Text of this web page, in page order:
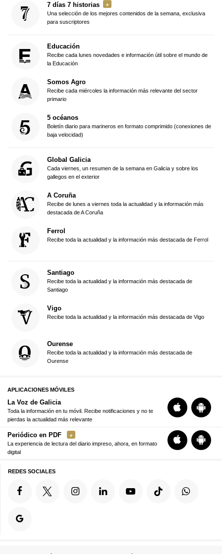
7 días 7 historias
Una selección de los mejores contenidos de la semana, exclusiva
para suscriptores
Educación
Recibe cada lunes novedades e información útil sobre el mundo de
la Educación
Somos Agro
Recibe cada miércoles la información más relevante del sector
primario
5 océanos
Boletín diario para marineros en formato comprimido (conexiones de
baja velocidad)
Global Galicia
Cada viernes, un resumen de la semana en Galicia y sobre los
gallegos en el exterior
A Coruña
Recibe de lunes a viernes toda la actualidad y la información más
destacada de A Coruña
Ferrol
Recibe toda la actualidad y la información más destacada de Ferrol
Santiago
Recibe toda la actualidad y la información más destacada de
Santiago
Vigo
Recibe toda la actualidad y la información más destacada de Vigo
Ourense
Recibe toda la actualidad y la información más destacada de
Ourense
APLICACIONES MÓVILES
La Voz de Galicia
Toda la información en tu móvil. Recibe notificaciones y no te
pierdas la actualidad más relevante
Periódico en PDF
La experiencia de lectura del diario impreso, ahora, en formato
digital
REDES SOCIALES